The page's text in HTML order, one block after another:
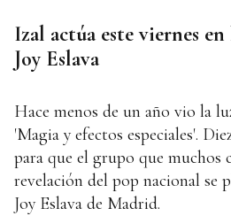
Izal actúa este viernes
Joy Eslava
Hace menos de un año vio la
'Magia y efectos especiales'.
para que el grupo que muchos
revelación del pop nacional se
Joy Eslava de Madrid.